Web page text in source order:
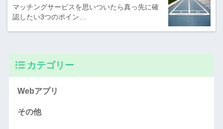
マッチングサービスを思いついたら真っ先に確
認したい3つのポイン…
カテゴリー
Webアプリ
その他